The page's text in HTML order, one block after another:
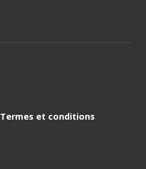
Termes et conditions